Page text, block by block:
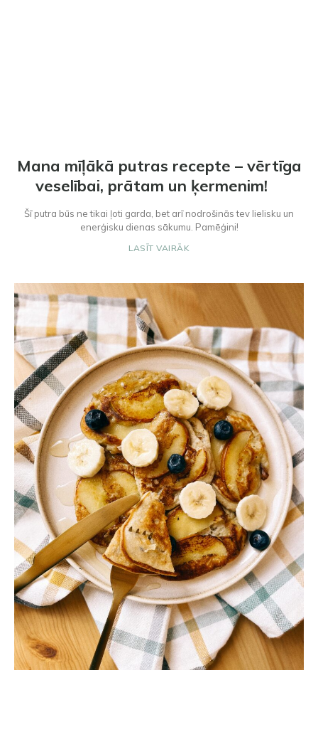
Mana mīļākā putras recepte – vērtīga
veselībai, prātam un ķermenim! ⠀
Šī putra būs ne tikai ļoti garda, bet arī nodrošinās tev lielisku un
enerģisku dienas sākumu. Pamēģini!
LASĪT VAIRĀK